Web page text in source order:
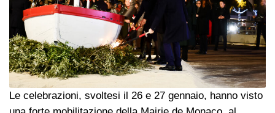
Le celebrazioni, svoltesi il 26 e 27 gennaio, hanno visto